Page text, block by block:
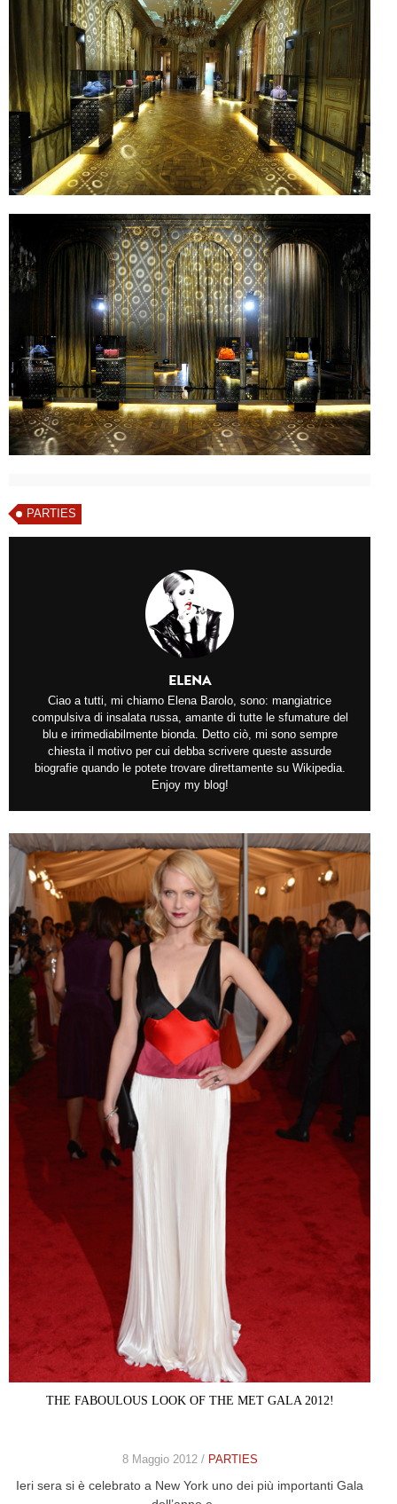
PARTIES
ELENA
Ciao a tutti, mi chiamo Elena Barolo, sono: mangiatrice
compulsiva di insalata russa, amante di tutte le sfumature del
blu e irrimediabilmente bionda. Detto ciò, mi sono sempre
chiesta il motivo per cui debba scrivere queste assurde
biografie quando le potete trovare direttamente su Wikipedia.
Enjoy my blog!
THE FABOULOUS LOOK OF THE MET GALA 2012!
8 Maggio 2012 / PARTIES
Ieri sera si è celebrato a New York uno dei più importanti Gala